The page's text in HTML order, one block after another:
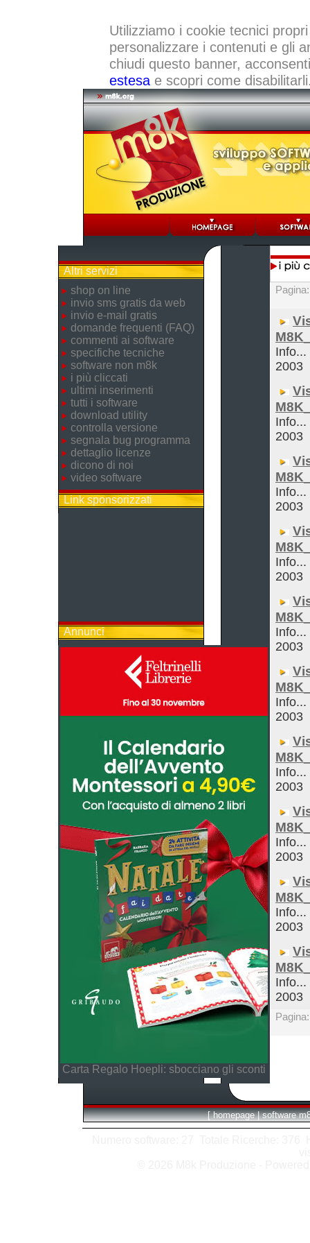
Utilizziamo i cookie tecnici
personalizzare i contenuti e gli
chiudi questo banner,
estesae scopri come
Altri servizi
shop on line
invio sms gratis da web
invio e-mail gratis
domande frequenti (FAQ)
commenti ai software
specifiche tecniche
software non m8k
i più cliccati
ultimi inserimenti
tutti i software
download utility
controlla versione
segnala bug programma
dettaglio licenze
dicono di noi
video software
Link sponsorizzati
Annunci
Carta Regalo Hoepli: sbocciano gli sconti
Info...
2003
Info...
2003
Info...
2003
Info...
2003
Info...
2003
Info...
2003
Info...
2003
Info...
2003
Info...
2003
Info...
2003
[ homepage | software